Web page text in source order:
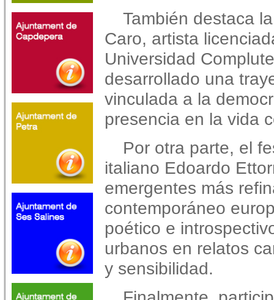
También destaca
Caro, artista
Universidad
desarrollado una
vinculada a la
presencia en la vida
Por otra parte, el
italiano Edoardo
emergentes más
contemporáneo
poético e
urbanos en relatos
y sensibilidad.